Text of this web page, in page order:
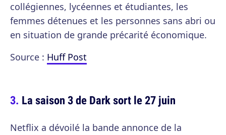
collégiennes, lycéennes et étudiantes, les
femmes détenues et les personnes sans abri ou
en situation de grande précarité économique.
Source : Huff Post
La saison 3 de Dark sort le 27 juin
Netflix a dévoilé la bande annonce de la